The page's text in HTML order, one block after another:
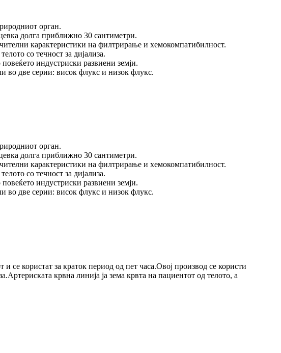
орган.
долга приближно 30 сантиметри.
карактеристики на филтрирање и хемокомпатибилност.
со течност за дијализа.
индустриски развиени земји.
во две серии: висок флукс и низок флукс.
орган.
долга приближно 30 сантиметри.
карактеристики на филтрирање и хемокомпатибилност.
со течност за дијализа.
индустриски развиени земји.
во две серии: висок флукс и низок флукс.
се користат за краток период од пет часа.Овој производ се користи
крвна линија ја зема крвта на пациентот од телото, а